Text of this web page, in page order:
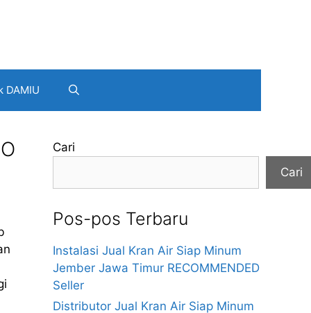
DAMIU
Cari
Cari
Pos-pos Terbaru
Instalasi Jual Kran Air Siap Minum
Jember Jawa Timur RECOMMENDED
Seller
Distributor Jual Kran Air Siap Minum